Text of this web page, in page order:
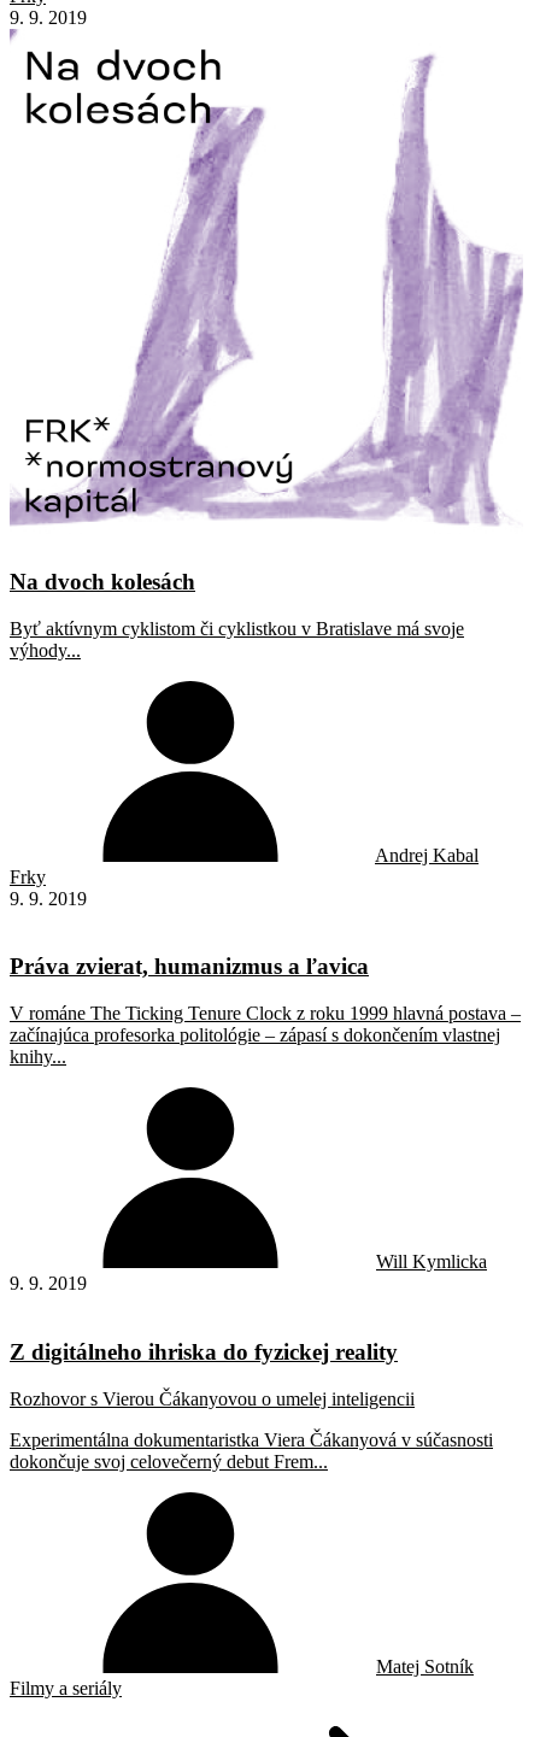
9. 9. 2019
Na dvoch kolesách
Byť aktívnym cyklistom či cyklistkou v Bratislave má svoje
výhody...
Andrej Kabal
Frky
9. 9. 2019
Práva zvierat, humanizmus a ľavica
V románe The Ticking Tenure Clock z roku 1999 hlavná postava –
začínajúca profesorka politológie – zápasí s dokončením vlastnej
knihy...
Will Kymlicka
9. 9. 2019
Z digitálneho ihriska do fyzickej reality
Rozhovor s Vierou Čákanyovou o umelej inteligencii
Experimentálna dokumentaristka Viera Čákanyová v súčasnosti
dokončuje svoj celovečerný debut Frem...
Matej Sotník
Filmy a seriály